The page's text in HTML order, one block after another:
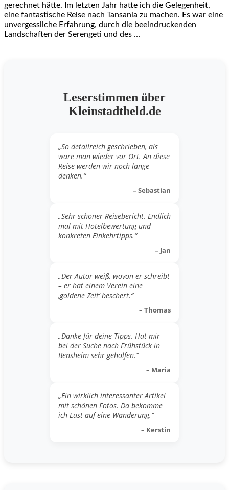
gerechnet hätte. Im letzten Jahr hatte ich die Gelegenheit,
eine fantastische Reise nach Tansania zu machen. Es war eine
unvergessliche Erfahrung, durch die beeindruckenden
Landschaften der Serengeti und des …
Leserstimmen über
Kleinstadtheld.de
„So detailreich geschrieben, als
wäre man wieder vor Ort. An diese
Reise werden wir noch lange
denken.“
– Sebastian
„Sehr schöner Reisebericht. Endlich
mal mit Hotelbewertung und
konkreten Einkehrtipps.“
– Jan
„Der Autor weiß, wovon er schreibt
– er hat einem Verein eine
‚goldene Zeit‘ beschert.“
– Thomas
„Danke für deine Tipps. Hat mir
bei der Suche nach Frühstück in
Bensheim sehr geholfen.“
– Maria
„Ein wirklich interessanter Artikel
mit schönen Fotos. Da bekomme
ich Lust auf eine Wanderung.“
– Kerstin